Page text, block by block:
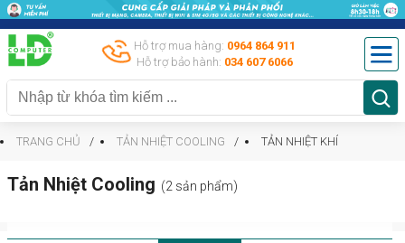
Hỗ trợ mua hàng: 0964 864 911
Hỗ trợ bảo hành: 034 607 6066
TRANG CHỦ TẢN NHIỆT COOLING TẢN NHIỆT KHÍ
Tản Nhiệt Cooling (2 sản phẩm)